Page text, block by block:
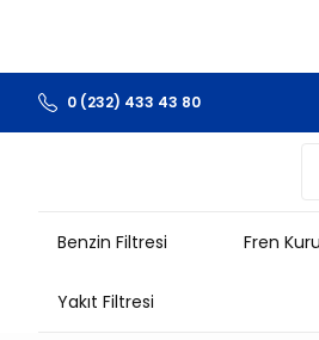
0 (232) 433 43 80
Benzin Filtresi Fren
Yakıt Filtresi